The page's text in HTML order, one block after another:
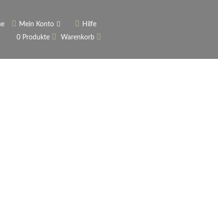
Mein Konto
Anmelden
Hilfe
0 Produkte
Warenkorb